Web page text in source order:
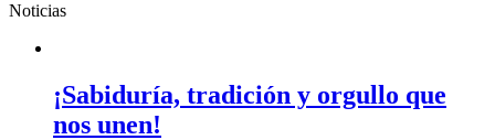
Noticias
¡Sabiduría, tradición y orgullo que
nos unen!